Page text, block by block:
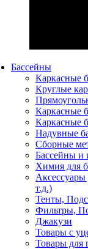
Бассейны
Каркасные
Круглые
Каркасные
Каркасные
Надувные
Сборные
Бассейны и
Химия для
т.д.)
Тенты,
Фильтры,
Джакузи
Товары с
Товары для